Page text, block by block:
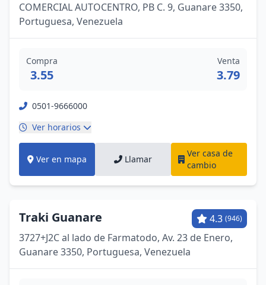
COMERCIAL AUTOCENTRO, PB C. 9, Guanare 3350,
Portuguesa, Venezuela
Compra
3.55
Venta
3.79
0501-9666000
Ver horarios
Ver en mapa Llamar
Ver casa de
cambio
Traki Guanare 4.3 (946)
3727+J2C al lado de Farmatodo, Av. 23 de Enero,
Guanare 3350, Portuguesa, Venezuela